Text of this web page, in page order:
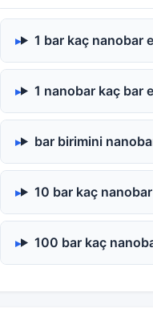
1 bar kaç nanobar
1 nanobar kaç bar
bar birimini
10 bar kaç
100 bar kaç